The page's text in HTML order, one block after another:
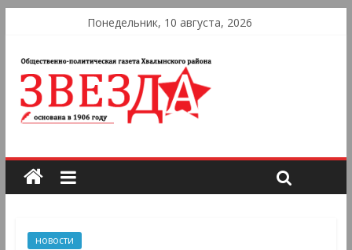
Понедельник, 10 августа, 2026
новости